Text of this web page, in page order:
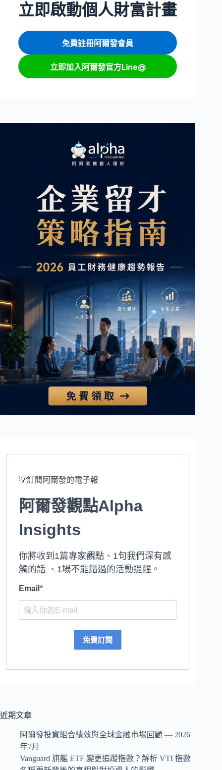
立即啟動個人財富計畫
免費註冊阿爾發會員
立即加入阿爾發官方Line@
💡訂閱阿爾發的電子報
阿爾發觀點Alpha
Insights
你將收到1篇專家觀點、1句我們深有感
觸的話 、1場不能錯過的活動提醒。
Email
免費訂閱
近期文章
阿爾發投資組合績效與全球金融市場回顧 — 2026
年7月
Vanguard 旗艦 ETF 變更追蹤指數？解析 VTI 指數